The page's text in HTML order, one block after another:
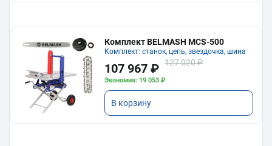
Комплект BELMASH MCS-500
Комплект: станок, цепь, звездочка, шина
107 967 ₽ 127 020 ₽
Экономия: 19 053 ₽
В корзину